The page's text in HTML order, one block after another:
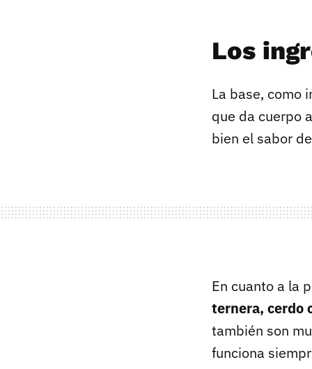
Los
La base, como
que da cuerpo
bien el sabor
En cuanto a la
ternera, cerdo
también son
funciona